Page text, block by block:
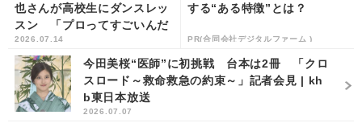
也さんが高校生にダンスレッ
スン 「プロってすごいんだ
な」 宮城・石巻市立桜坂高
校 | khb東...
2026.07.14
する“ある特徴”とは？
PR(合同会社デジタルファーム )
今田美桜“医師”に初挑戦 台本は2冊 「クロ
スロード～救命救急の約束～」記者会見 | kh
b東日本放送
2026.07.07